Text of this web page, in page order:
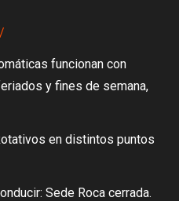
funcionan con
y fines de semana,
en distintos puntos
Sede Roca cerrada.